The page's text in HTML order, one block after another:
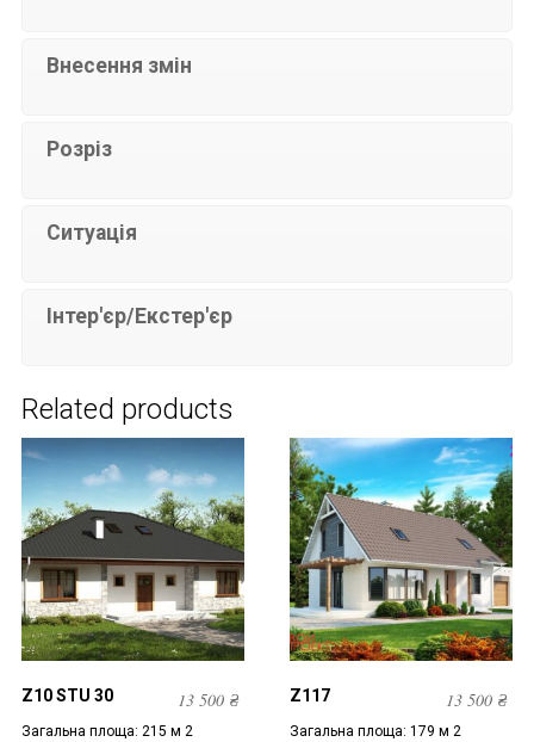
Внесення змін
Розріз
Ситуація
Інтер'єр/Екстер'єр
Related products
Z10 STU 30 13 500₴
Загальна площа: 215 м 2
Z117 13 500 ₴
Загальна площа: 179 м 2